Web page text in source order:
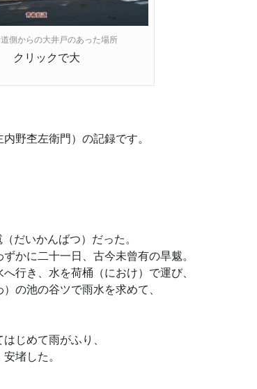
側からの大井戸のあった場所
クリックで大
野杢左衛門）の記録です。
だいかんばつ）だった。
かに二十一日、古今未曾有の旱魃。
行き、水を荷桶（におけ）で運び、
の池の谷ツで雨水を求めて、
じめて雨がふり、
堵した。